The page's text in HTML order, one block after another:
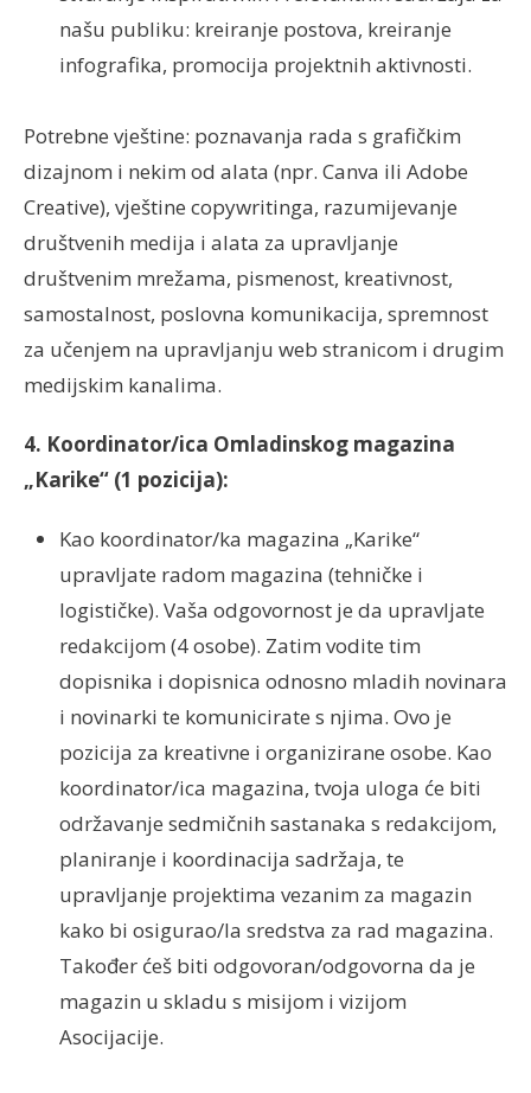
našu publiku: kreiranje postova, kreiranje
infografika, promocija projektnih aktivnosti.
Potrebne vještine: poznavanja rada s grafičkim
dizajnom i nekim od alata (npr. Canva ili Adobe
Creative), vještine copywritinga, razumijevanje
društvenih medija i alata za upravljanje
društvenim mrežama, pismenost, kreativnost,
samostalnost, poslovna komunikacija, spremnost
za učenjem na upravljanju web stranicom i drugim
medijskim kanalima.
4. Koordinator/ica Omladinskog magazina
„Karike“ (1 pozicija):
Kao koordinator/ka magazina „Karike“
upravljate radom magazina (tehničke i
logističke). Vaša odgovornost je da upravljate
redakcijom (4 osobe). Zatim vodite tim
dopisnika i dopisnica odnosno mladih novinara
i novinarki te komunicirate s njima. Ovo je
pozicija za kreativne i organizirane osobe. Kao
koordinator/ica magazina, tvoja uloga će biti
održavanje sedmičnih sastanaka s redakcijom,
planiranje i koordinacija sadržaja, te
upravljanje projektima vezanim za magazin
kako bi osigurao/la sredstva za rad magazina.
Također ćeš biti odgovoran/odgovorna da je
magazin u skladu s misijom i vizijom
Asocijacije.